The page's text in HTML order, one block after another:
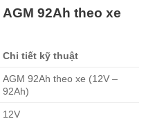
92Ah theo xe
Chi tiết kỹ thuật
AGM 92Ah theo xe (12V –
92Ah)
12V